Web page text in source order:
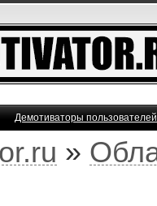
Демотиваторы
»